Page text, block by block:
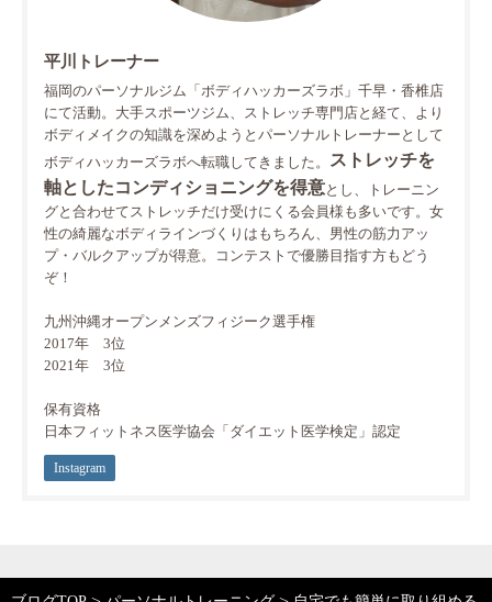
平川トレーナー
福岡のパーソナルジム「ボディハッカーズラボ」千早・香椎店
にて活動。大手スポーツジム、ストレッチ専門店と経て、より
ボディメイクの知識を深めようとパーソナルトレーナーとして
ボディハッカーズラボへ転職してきました。
ストレッチを
軸としたコンディショニングを得意とし、トレーニン
グと合わせてストレッチだけ受けにくる会員様も多いです。女
性の綺麗なボディラインづくりはもちろん、男性の筋力アッ
プ・バルクアップが得意。コンテストで優勝目指す方もどう
ぞ！
九州沖縄オープンメンズフィジーク選手権
2017年 3位
2021年 3位
保有資格
日本フィットネス医学協会「ダイエット医学検定」認定
Instagram